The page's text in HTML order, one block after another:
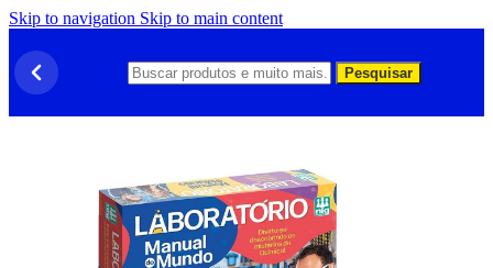
Skip to navigation Skip to main content
Pesquisar